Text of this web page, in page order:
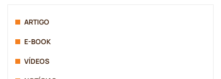
ARTIGO
E-BOOK
VÍDEOS